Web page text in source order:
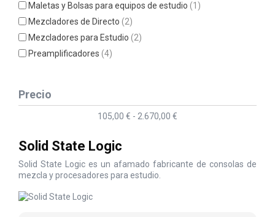
Maletas y Bolsas para equipos de estudio(1)
Mezcladores de Directo(2)
Mezcladores para Estudio(2)
Preamplificadores(4)
Precio
105,00 € - 2.670,00 €
Solid State Logic
Solid State Logic es un afamado fabricante de consolas de
mezcla y procesadores para estudio.